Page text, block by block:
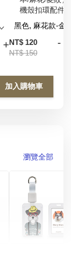
+
機殼扣環配件
NT$ 120
NT$ 150
-
加入購物車
瀏覽全部